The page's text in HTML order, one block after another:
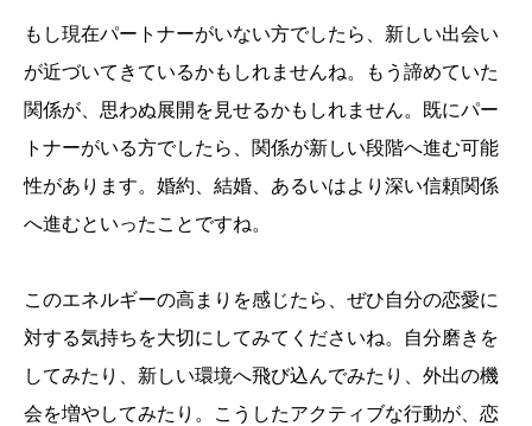
もし現在パートナーがいない方でしたら、新しい出会い
が近づいてきているかもしれませんね。もう諦めていた
関係が、思わぬ展開を見せるかもしれません。既にパー
トナーがいる方でしたら、関係が新しい段階へ進む可能
性があります。婚約、結婚、あるいはより深い信頼関係
へ進むといったことですね。
このエネルギーの高まりを感じたら、ぜひ自分の恋愛に
対する気持ちを大切にしてみてくださいね。自分磨きを
してみたり、新しい環境へ飛び込んでみたり、外出の機
会を増やしてみたり。こうしたアクティブな行動が、恋